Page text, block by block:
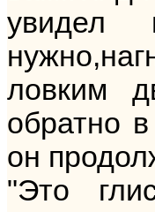
увидел
ловким
обратно
он
"Это